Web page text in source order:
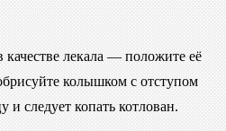
лекала — положите её
колышком с отступом
и следует копать котлован.